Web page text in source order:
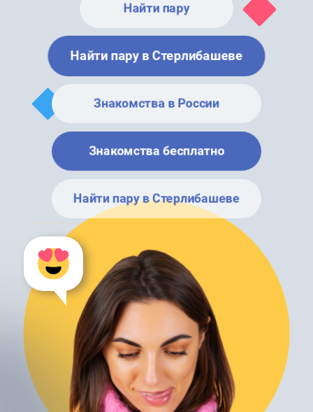
Найти пару
Найти пару в Стерлибашеве
Знакомства в России
Знакомства бесплатно
Найти пару в Стерлибашеве